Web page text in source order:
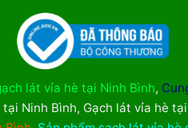
lát vỉa hè tại Ninh Bình,
Ninh Bình, Gạch lát vỉa hè